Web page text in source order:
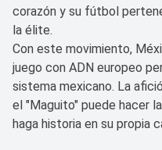
corazón y su fútbol
la élite.
Con este movimiento,
juego con ADN europeo
sistema mexicano. La
el "Maguito" puede hacer
haga historia en su propia